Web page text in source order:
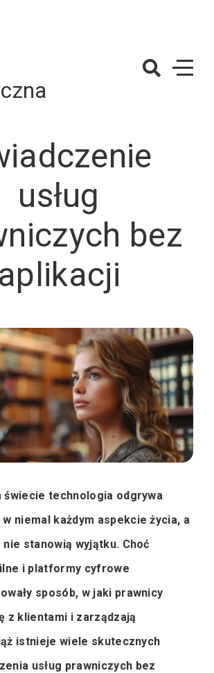
usług
bez
aplikacji
świecie technologia odgrywa
niemal każdym aspekcie życia, a
nie stanowią wyjątku. Choć
i platformy cyfrowe
sposób, w jaki prawnicy
z klientami i zarządzają
istnieje wiele skutecznych
usług prawniczych bez